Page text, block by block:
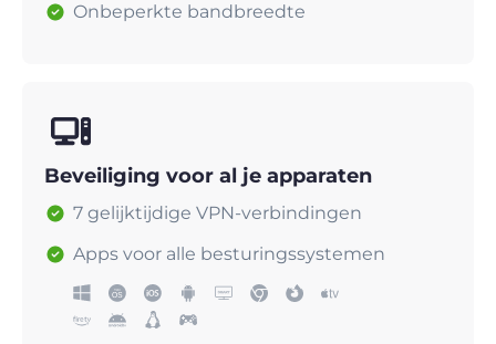
Onbeperkte bandbreedte
Beveiliging voor al je apparaten
7 gelijktijdige VPN-verbindingen
Apps voor alle besturingssystemen